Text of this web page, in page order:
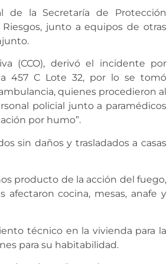
de la Secretaría de Protección
junto a equipos de otras
(CCO), derivó el incidente por
457 C Lote 32, por lo se tomó
quienes procedieron al
policial junto a paramédicos
por humo”.
sin daños y trasladados a casas
producto de la acción del fuego,
afectaron cocina, mesas, anafe y
técnico en la vivienda para la
para su habitabilidad.